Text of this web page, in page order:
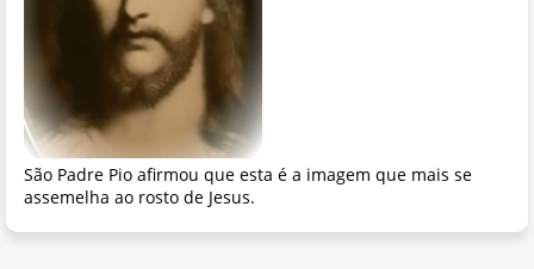
São Padre Pio afirmou que esta é a imagem que mais se
assemelha ao rosto de Jesus.